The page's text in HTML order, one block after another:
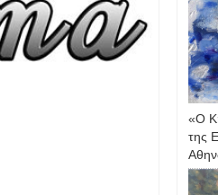
«Ο
της